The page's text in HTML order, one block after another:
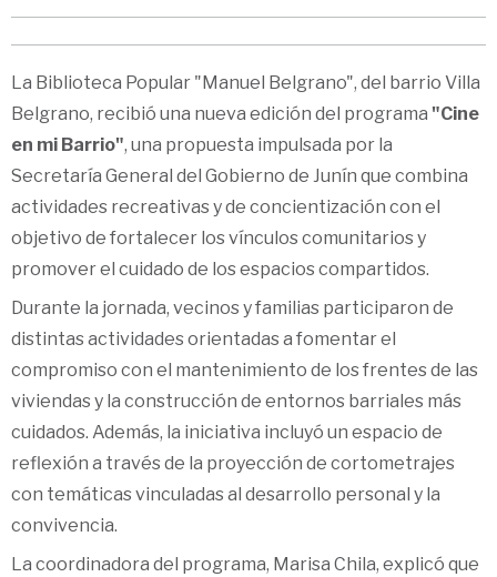
La Biblioteca Popular "Manuel Belgrano", del barrio Villa
Belgrano, recibió una nueva edición del programa "Cine
en mi Barrio", una propuesta impulsada por la
Secretaría General del Gobierno de Junín que combina
actividades recreativas y de concientización con el
objetivo de fortalecer los vínculos comunitarios y
promover el cuidado de los espacios compartidos.
Durante la jornada, vecinos y familias participaron de
distintas actividades orientadas a fomentar el
compromiso con el mantenimiento de los frentes de las
viviendas y la construcción de entornos barriales más
cuidados. Además, la iniciativa incluyó un espacio de
reflexión a través de la proyección de cortometrajes
con temáticas vinculadas al desarrollo personal y la
convivencia.
La coordinadora del programa, Marisa Chila, explicó que